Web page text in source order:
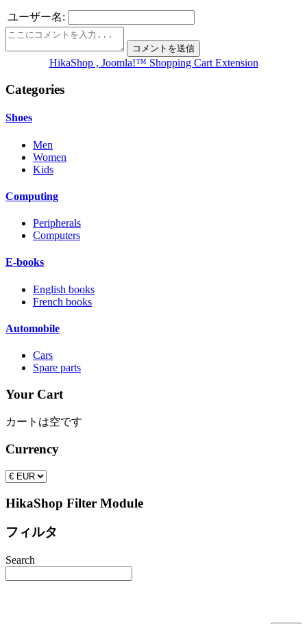
ユーザー名:
HikaShop , Joomla!™ Shopping Cart Extension
Categories
Shoes
Men
Women
Kids
Computing
Peripherals
Computers
E-books
English books
French books
Automobile
Cars
Spare parts
Your Cart
カートは空です
Currency
HikaShop Filter Module
フィルタ
Search